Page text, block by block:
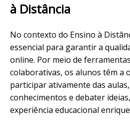
à Distância
No contexto do Ensino à
essencial para garantir a
online. Por meio de
colaborativas, os alunos têm a
participar ativamente das
conhecimentos e debater
experiência educacional